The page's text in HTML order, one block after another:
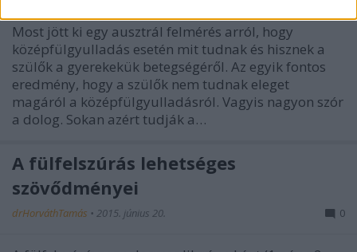
Most jött ki egy ausztrál felmérés arról, hogy
középfülgyulladás esetén mit tudnak és hisznek a
szülők a gyerekekük betegségéről. Az egyik fontos
eredmény, hogy a szülők nem tudnak eleget
magáról a középfülgyulladásról. Vagyis nagyon szór
a dolog. Sokan azért tudják a…
A fülfelszúrás lehetséges
szövődményei
drHorváthTamás • 2015. június 20. 0